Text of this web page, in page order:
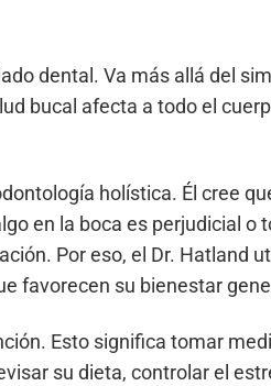
dental. Va más allá del
bucal afecta a todo el
holística. Él cree
en la boca es perjudicial o
Por eso, el Dr. Hatland
favorecen su bienestar
Esto significa tomar
su dieta, controlar el